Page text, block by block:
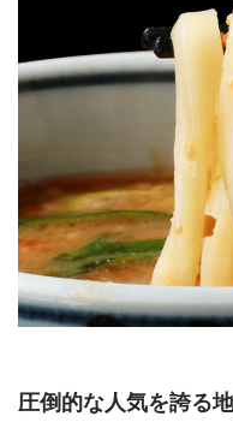
圧倒的な人気を誇る